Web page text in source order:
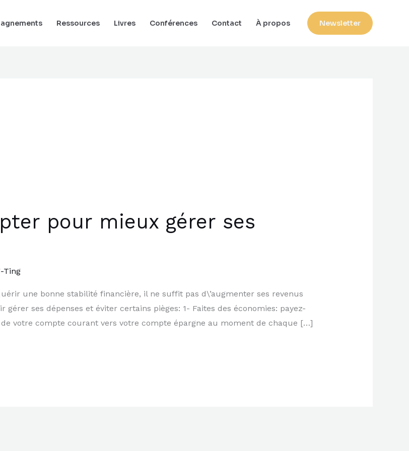
Ressources Livres Conférences Contact À propos Newsletter
pour mieux gérer ses
Ting
une bonne stabilité financière, il ne suffit pas d\’augmenter ses revenus
ses dépenses et éviter certains pièges: 1- Faites des économies: payez-
votre compte courant vers votre compte épargne au moment de chaque […]